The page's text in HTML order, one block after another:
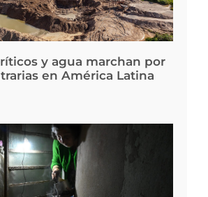
y agua marchan por
en América Latina